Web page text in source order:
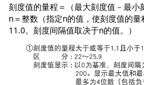
刻度值的量程＝（最大刻度值－最小
n＝整数（指定n的值，使刻度值的
11.0。刻度间隔值取决于n的值。）